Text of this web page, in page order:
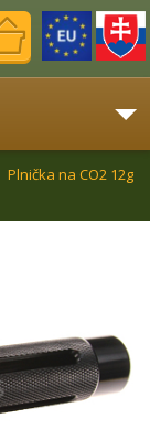
Plnička na CO2 12g